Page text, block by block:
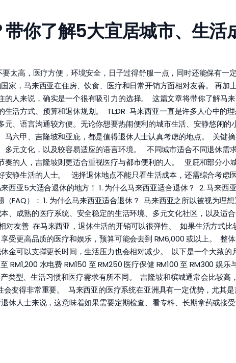
你了解5大宜居城市、生活
太高，医疗方便，环境安全，日子过得舒服一点，同时还能保有一
家，马来西亚在住房、饮食、医疗和日常开销方面相对友善。 再加
人来说，确实是一个很有吸引力的选择。 这篇文章将带你了解马
活方式、预算和退休规划。 TL;DR 马来西亚一直是许多人心中的
、语言沟通较方便。无论你想要热闹便利的城市生活、安静悠闲的
六甲、吉隆坡和亚庇，都是值得退休人士认真考虑的地点。 关键
元文化，以及较容易适应的语言环境。 不同城市适合不同退休需
的人，吉隆坡则更适合重视医疗与都市便利的人。 亚庇和部分小
静生活的人士。 选择退休地点不能只看生活成本，还需综合考虑
亚5大适合退休的地方！ 1. 为什么马来西亚适合退休？ 2. 马来西
FAQ）： 1. 为什么马来西亚适合退休？ 马来西亚之所以被视为理
、成熟的医疗系统、安全稳定的生活环境、多元文化社区，以及适
友善 在马来西亚，退休生活的开销可以很弹性。 如果生活方式比
受更高品质的医疗和娱乐，预算可能会去到 RM6,000 或以上。 整
金可以支撑更长时间，生活压力也会相对减少。 以下是一个大致
RM1,200 水电费 RM150 至 RM250 医疗保健 RM100 至 RM300 娱
类型、生活习惯和医疗需求有所不同。 吉隆坡和槟城通常会比较高
变得非常重要。 马来西亚的医疗系统在亚洲具有一定优势，尤其
休人士来说，这意味着如果需要定期检查、看专科、长期拿药或接